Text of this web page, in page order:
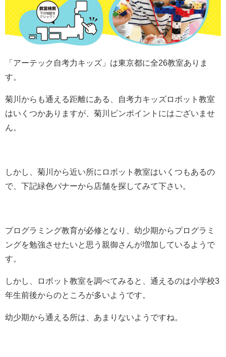
「アーテック自考力キッズ」は東京都に全26教室ありま
す。
菊川からも通える距離にある、自考力キッズロボット教室
はいくつかありますが、菊川ピンポイントにはございませ
ん。
しかし、菊川から近い所にロボット教室はいくつもあるの
で、下記緑色バナーから店舗を探してみて下さい。
プログラミング教育が必修となり、幼少期からプログラミ
ングを勉強させたいと思う親御さんが増加しているようで
す。
しかし、ロボット教室を調べてみると、通えるのは小学校3
年生前後からのところが多いようです。
幼少期から通える所は、あまりないようですね。